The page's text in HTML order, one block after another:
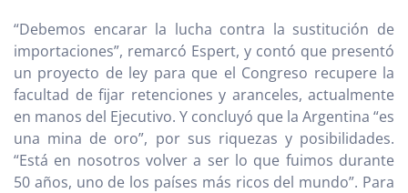
“Debemos encarar la lucha contra la sustitución de
importaciones”, remarcó Espert, y contó que presentó
un proyecto de ley para que el Congreso recupere la
facultad de fijar retenciones y aranceles, actualmente
en manos del Ejecutivo. Y concluyó que la Argentina “es
una mina de oro”, por sus riquezas y posibilidades.
“Está en nosotros volver a ser lo que fuimos durante
50 años, uno de los países más ricos del mundo”. Para